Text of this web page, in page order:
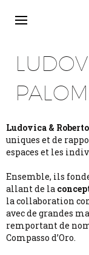
Ludovica &
uniques et de
espaces et les
Ensemble, ils
allant de la
la collaboration
avec de grandes
remportant de
Compasso d’Oro.